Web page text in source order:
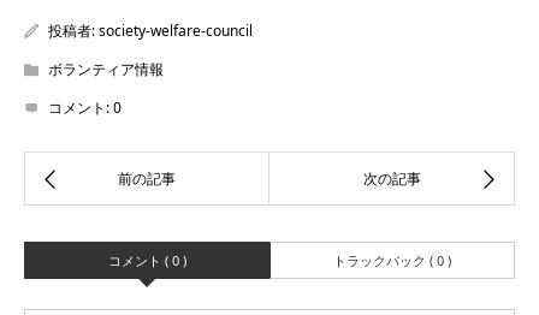
投稿者:society-welfare-council
ボランティア情報
コメント:0
コメント ( 0 ) トラックバック ( 0 )